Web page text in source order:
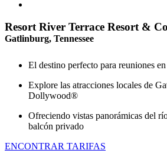
Resort River Terrace Resort &
Gatlinburg, Tennessee
El destino perfecto para reuniones
Explore las atracciones locales de
Dollywood®
Ofreciendo vistas panorámicas del
balcón privado
ENCONTRAR TARIFAS